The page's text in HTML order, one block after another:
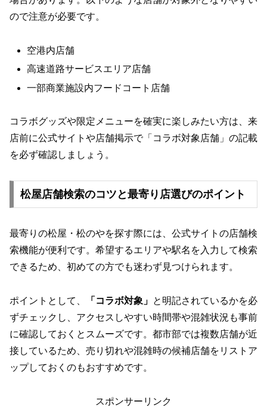
ので注意が必要です。
空港内店舗
高速道路サービスエリア店舗
一部商業施設内フードコート店舗
コラボグッズや限定メニューを確実に楽しみたい方は、来
店前に公式サイトや店舗掲示で「コラボ対象店舗」の記載
を必ず確認しましょう。
松屋店舗検索のコツと最寄り店選びのポイント
最寄りの松屋・松のやを探す際には、公式サイトの店舗検
索機能が便利です。希望するエリアや駅名を入力して検索
できるため、初めての方でも迷わず見つけられます。
ポイントとして、 「コラボ対象」 と明記されているかを必
ずチェックし、アクセスしやすい時間帯や混雑状況も事前
に確認しておくとスムーズです。都市部では複数店舗が近
接しているため、売り切れや混雑時の候補店舗をリストア
ップしておくのもおすすめです。
スポンサーリンク